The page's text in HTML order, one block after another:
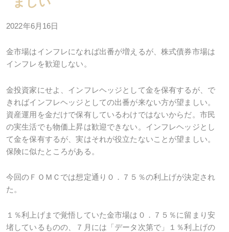
2022年6月16日
金市場はインフレになれば出番が増えるが、株式債券市場は
インフレを歓迎しない。
金投資家にせよ、インフレヘッジとして金を保有するが、で
きればインフレヘッジとしての出番が来ない方が望ましい。
資産運用を金だけで保有しているわけではないからだ。市民
の実生活でも物価上昇は歓迎できない。インフレヘッジとし
て金を保有するが、実はそれが役立たないことが望ましい。
保険に似たところがある。
今回のＦＯＭＣでは想定通り０．７５％の利上げが決定され
た。
１％利上げまで覚悟していた金市場は０．７５％に留まり安
堵しているものの、７月には「データ次第で」１％利上げの